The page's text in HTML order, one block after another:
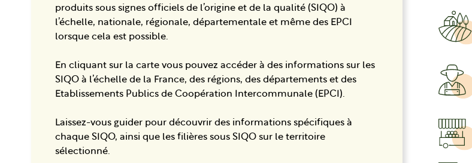
produits sous signes officiels de l’origine et de la qualité (SIQO) à
l’échelle, nationale, régionale, départementale et même des EPCI
lorsque cela est possible.
En cliquant sur la carte vous pouvez accéder à des informations sur les
SIQO à l’échelle de la France, des régions, des départements et des
Etablissements Publics de Coopération Intercommunale (EPCI).
Laissez-vous guider pour découvrir des informations spécifiques à
chaque SIQO, ainsi que les filières sous SIQO sur le territoire
sélectionné.